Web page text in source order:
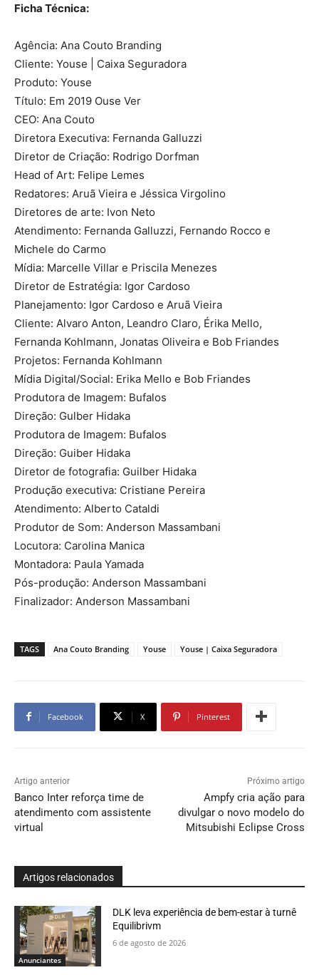
Ficha Técnica:
Agência: Ana Couto Branding
Cliente: Youse | Caixa Seguradora
Produto: Youse
Título: Em 2019 Ouse Ver
CEO: Ana Couto
Diretora Executiva: Fernanda Galluzzi
Diretor de Criação: Rodrigo Dorfman
Head of Art: Felipe Lemes
Redatores: Aruã Vieira e Jéssica Virgolino
Diretores de arte: Ivon Neto
Atendimento: Fernanda Galluzzi, Fernando Rocco e
Michele do Carmo
Mídia: Marcelle Villar e Priscila Menezes
Diretor de Estratégia: Igor Cardoso
Planejamento: Igor Cardoso e Aruã Vieira
Cliente: Alvaro Anton, Leandro Claro, Érika Mello,
Fernanda Kohlmann, Jonatas Oliveira e Bob Friandes
Projetos: Fernanda Kohlmann
Mídia Digital/Social: Erika Mello e Bob Friandes
Produtora de Imagem: Bufalos
Direção: Gulber Hidaka
Produtora de Imagem: Bufalos
Direção: Guiber Hidaka
Diretor de fotografia: Guilber Hidaka
Produção executiva: Cristiane Pereira
Atendimento: Alberto Cataldi
Produtor de Som: Anderson Massambani
Locutora: Carolina Manica
Montadora: Paula Yamada
Pós-produção: Anderson Massambani
Finalizador: Anderson Massambani
TAGS Ana Couto Branding Youse Youse | Caixa Seguradora
Facebook X Pinterest
Artigo anterior
Banco Inter reforça time de
atendimento com assistente
virtual
Próximo artigo
Ampfy cria ação para
divulgar o novo modelo do
Mitsubishi Eclipse Cross
Artigos relacionados
Anunciantes
DLK leva experiência de bem-estar à turnê
Equilibrivm
6 de agosto de 2026